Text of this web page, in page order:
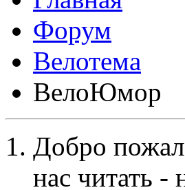
Форум
Велотема
ВелоЮмор
Добро
нас читать -